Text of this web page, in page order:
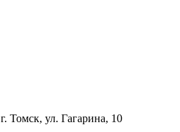
г. Томск, ул. Гагарина, 10